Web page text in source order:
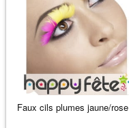
Faux cils plumes jaune/rose